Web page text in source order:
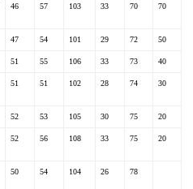
46 57 103 33 70 70
47 54 101 29 72 50
51 55 106 33 73 40
51 51 102 28 74 30
52 53 105 30 75 20
52 56 108 33 75 20
50 54 104 26 78